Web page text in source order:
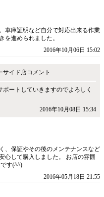
車庫証明など自分で対応出来る作業
を進められました。
2016年10月06日 15:02
イド店コメント
ートしていきますのでよろしく
2016年10月08日 15:34
、保証やその後のメンテナンスなど
心して購入しました。 お店の雰囲
す(^^)
2016年05月18日 21:55